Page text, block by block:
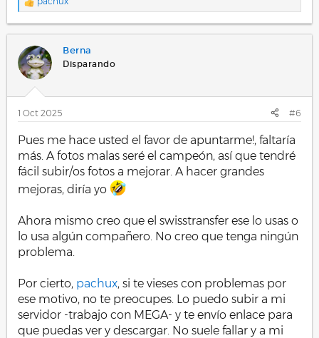
R
a
c
i
o
e
s
:
Berna
Disparando
1 Oct 2025 #6
Pues me hace usted el favor de apuntarme!, faltaría
más. A fotos malas seré el campeón, así que tendré
fácil subir/os fotos a mejorar. A hacer grandes
mejoras, diría yo
Ahora mismo creo que el swisstransfer ese lo usas o
lo usa algún compañero. No creo que tenga ningún
problema.
Por cierto, pachux, si te vieses con problemas por
ese motivo, no te preocupes. Lo puedo subir a mi
servidor -trabajo con MEGA- y te envío enlace para
que puedas ver y descargar. No suele fallar y a mi